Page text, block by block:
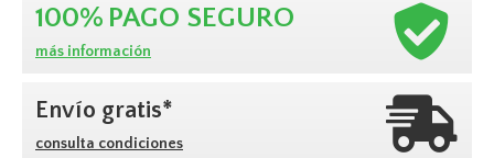
100% PAGO SEGURO
más información
Envío gratis*
consulta condiciones